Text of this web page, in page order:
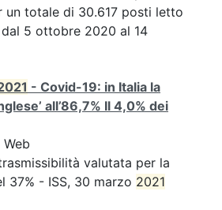
un totale di 30.617 posti letto
5 ottobre 2020 al 14
- Covid-19: in Italia la
all’86,7% Il 4,0% dei
valutata per la
37% - ISS, 30 marzo 2021